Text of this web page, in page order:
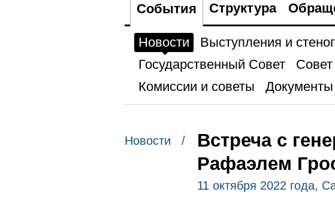
События Структура
Новости Выступления и
Государственный Совет
Комиссии и советы
Документы
Новости /
Встреча с
Рафаэлем
11 октября 2022 года,